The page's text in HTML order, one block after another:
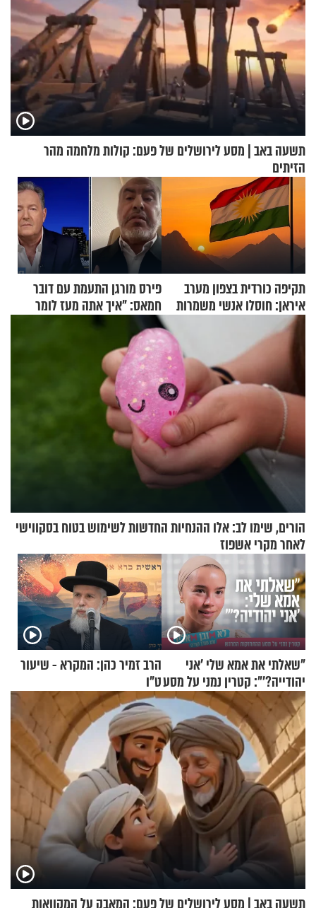
תשעה באב | מסע לירושלים של פעם: קולות מלחמה מהר
הזיתים
תקיפה כורדית בצפון מערב
איראן: חוסלו אנשי משמרות
המהפכה
פירס מורגן התעמת עם דובר
חמאס: "איך אתה מעז לומר
שלא ביצעתם פשעי מלחמה?!"
הורים, שימו לב: אלו ההנחיות החדשות לשימוש בטוח בסקווישי
לאחר מקרי אשפוז
"שאלתי את אמא שלי 'אני
יהודייה?'": קטרין נמני על מסע
ההתחזקות המרגש
הרב זמיר כהן: המקרא - שיעור
ט"ו